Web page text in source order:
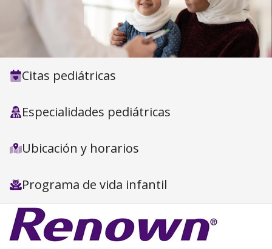
Citas pediátricas
Especialidades pediátricas
Ubicación y horarios
Programa de vida infantil